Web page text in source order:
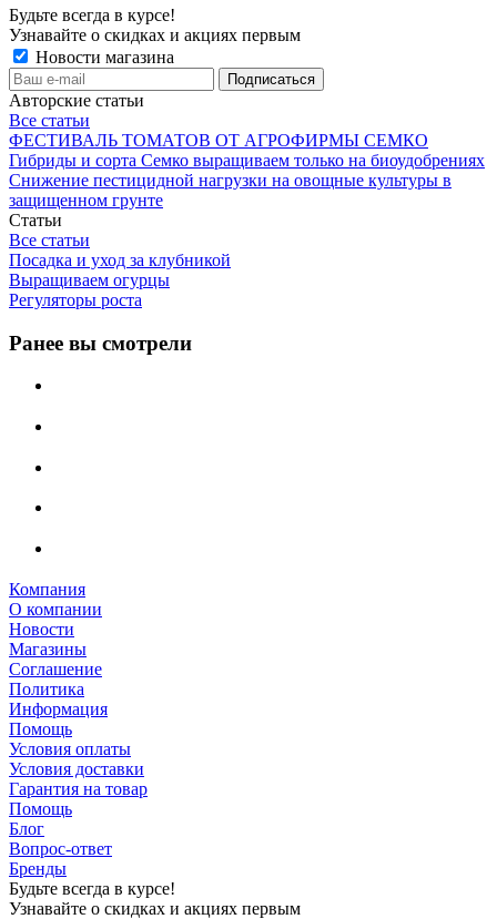
Будьте всегда в курсе!
Узнавайте о скидках и акциях первым
Новости магазина
Авторские статьи
Все статьи
ФЕСТИВАЛЬ ТОМАТОВ ОТ АГРОФИРМЫ СЕМКО
Гибриды и сорта Семко выращиваем только на биоудобрениях
Снижение пестицидной нагрузки на овощные культуры в
защищенном грунте
Статьи
Все статьи
Посадка и уход за клубникой
Выращиваем огурцы
Регуляторы роста
Ранее вы смотрели
Компания
О компании
Новости
Магазины
Соглашение
Политика
Информация
Помощь
Условия оплаты
Условия доставки
Гарантия на товар
Помощь
Блог
Вопрос-ответ
Бренды
Будьте всегда в курсе!
Узнавайте о скидках и акциях первым